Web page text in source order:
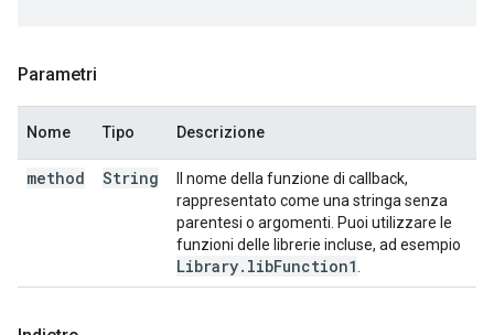
Parametri
Nome Tipo Descrizione
method String
Il nome della funzione di callback,
rappresentato come una stringa senza
parentesi o argomenti. Puoi utilizzare le
funzioni delle librerie incluse, ad esempio
Library. libFunction1